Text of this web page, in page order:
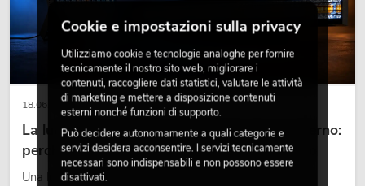
18.06.2026
La luce retrò nel design illuminotecnico moderno:
perché la luce calda torna ad avere successo
Una luce molto calda, superfici luminose visibili e accenti
Cookie e impostazioni sulla privacy
Utilizziamo cookie e tecnologie analoghe per fornire
tecnicamente il nostro sito web, migliorare i
contenuti, raccogliere dati statistici, valutare le attività
di marketing e mettere a disposizione contenuti
esterni nonché funzioni di supporto.
Può decidere autonomamente a quali categorie e
servizi desidera acconsentire. I servizi tecnicamente
necessari sono indispensabili e non possono essere
disattivati.